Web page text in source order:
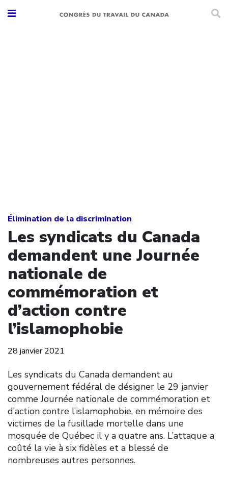
Élimination de la discrimination
Les syndicats du Canada
demandent une Journée
nationale de
commémoration et
d’action contre
l’islamophobie
28 janvier 2021
Les syndicats du Canada demandent au
gouvernement fédéral de désigner le 29 janvier
comme Journée nationale de commémoration et
d’action contre l’islamophobie, en mémoire des
victimes de la fusillade mortelle dans une
mosquée de Québec il y a quatre ans. L’attaque a
coûté la vie à six fidèles et a blessé de
nombreuses autres personnes.